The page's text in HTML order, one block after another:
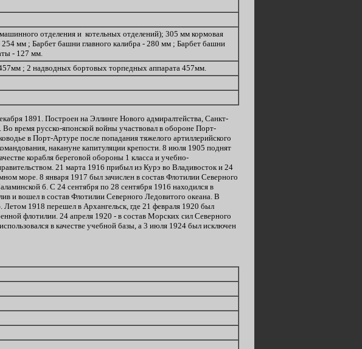
отделения и котельных отделений); 305 мм кормовая
мм ; Барбет башни главного калибра - 280 мм ; Барбет башни
- 127 мм.
; 2 надводных бортовых торпедных аппарата 457мм.
1891. Построен на Эллинге Нового адмиралтейства, Санкт-
Во время русско-японской войны участвовал в обороне Порт-
в Порт-Артуре после попадания тяжелого артиллерийского
накануне капитуляции крепости. 8 июля 1905 поднят
корабля береговой обороны 1 класса и учебно-
21 марта 1916 прибыл из Курэ во Владивосток и 24
море. 8 января 1917 был зачислен в состав Флотилии Северного
б. С 24 сентября по 28 сентября 1916 находился в
и вошел в состав Флотилии Северного Ледовитого океана. В
1918 перешел в Архангельск, где 21 февраля 1920 был
флотилии. 24 апреля 1920 - в состав Морских сил Северного
в качестве учебной базы, а 3 июля 1924 был исключен